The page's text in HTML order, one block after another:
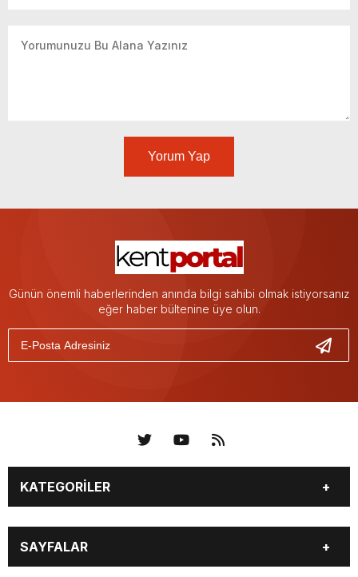
Yorum Yap
Günün önemli haberlerinden anında bilgi sahibi olmak istiyorsanız
eğer haber bültenine üye olun.
KATEGORİLER
KÜNYE BİZE ULAŞIN
SAYFALAR